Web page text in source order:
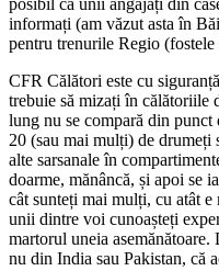
posibil ca unii angajați din
informați (am văzut asta în
pentru trenurile Regio
CFR Călători este cu
trebuie să mizați în călătoriile
lung nu se compară din
20 (sau mai mulți) de drumeți
alte sarsanale în
doarme, mănâncă, și apoi se
cât sunteți mai mulți, cu atât
unii dintre voi cunoașteți
martorul uneia
nu din India sau Pakistan, că